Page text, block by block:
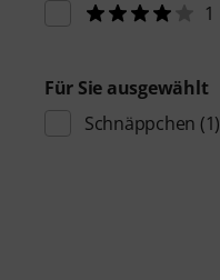
1
Für Sie ausgewählt
Schnäppchen (1)